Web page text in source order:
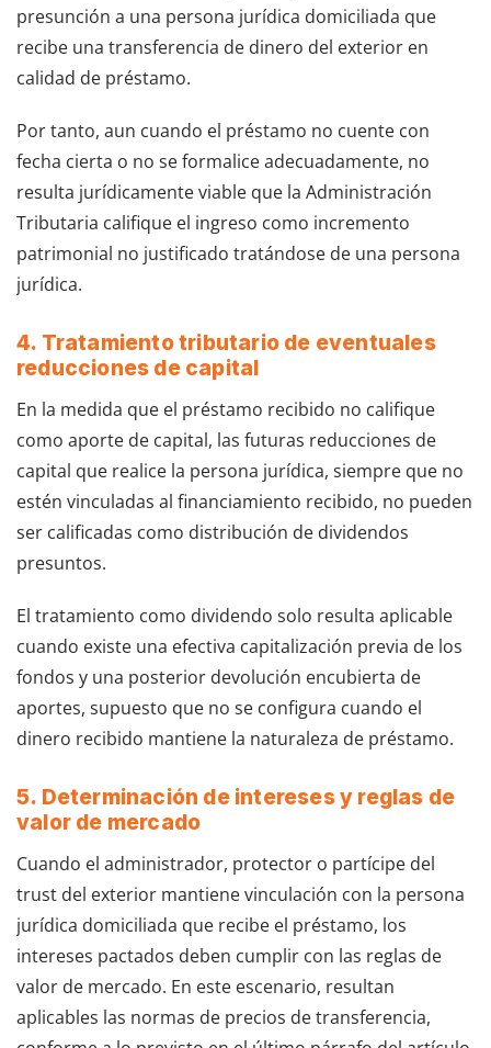
presunción a una persona jurídica domiciliada que
recibe una transferencia de dinero del exterior en
calidad de préstamo.
Por tanto, aun cuando el préstamo no cuente con
fecha cierta o no se formalice adecuadamente, no
resulta jurídicamente viable que la Administración
Tributaria califique el ingreso como incremento
patrimonial no justificado tratándose de una persona
jurídica.
4. Tratamiento tributario de eventuales
reducciones de capital
En la medida que el préstamo recibido no califique
como aporte de capital, las futuras reducciones de
capital que realice la persona jurídica, siempre que no
estén vinculadas al financiamiento recibido, no pueden
ser calificadas como distribución de dividendos
presuntos.
El tratamiento como dividendo solo resulta aplicable
cuando existe una efectiva capitalización previa de los
fondos y una posterior devolución encubierta de
aportes, supuesto que no se configura cuando el
dinero recibido mantiene la naturaleza de préstamo.
5. Determinación de intereses y reglas de
valor de mercado
Cuando el administrador, protector o partícipe del
trust del exterior mantiene vinculación con la persona
jurídica domiciliada que recibe el préstamo, los
intereses pactados deben cumplir con las reglas de
valor de mercado. En este escenario, resultan
aplicables las normas de precios de transferencia,